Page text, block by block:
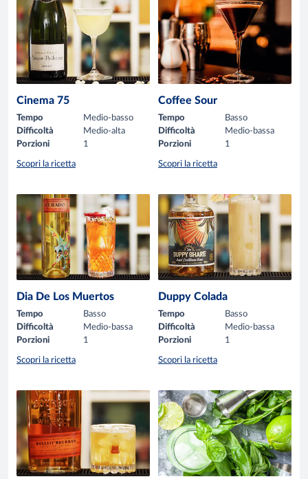
Cinema 75
Tempo
Medio-basso
Difficoltà
Medio-alta
Porzioni
1
Scopri la ricetta
Coffee Sour
Tempo
Basso
Difficoltà
Medio-bassa
Porzioni
1
Scopri la ricetta
Dia De Los Muertos
Tempo
Basso
Difficoltà
Medio-bassa
Porzioni
1
Scopri la ricetta
Duppy Colada
Tempo
Basso
Difficoltà
Medio-bassa
Porzioni
1
Scopri la ricetta